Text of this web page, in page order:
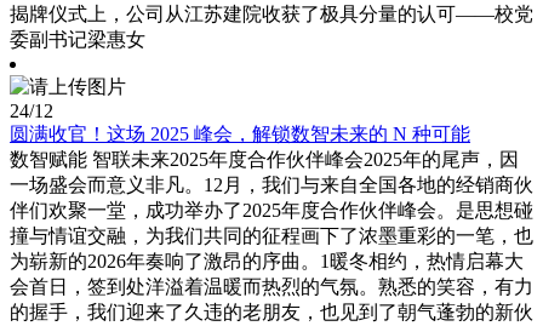
揭牌仪式上，公司从江苏建院收获了极具分量的认可——校党
委副书记梁惠女
24/12
圆满收官！这场 2025 峰会，解锁数智未来的 N 种可能
数智赋能 智联未来2025年度合作伙伴峰会2025年的尾声，因
一场盛会而意义非凡。12月，我们与来自全国各地的经销商伙
伴们欢聚一堂，成功举办了2025年度合作伙伴峰会。是思想碰
撞与情谊交融，为我们共同的征程画下了浓墨重彩的一笔，也
为崭新的2026年奏响了激昂的序曲。1暖冬相约，热情启幕大
会首日，签到处洋溢着温暖而热烈的气氛。熟悉的笑容，有力
的握手，我们迎来了久违的老朋友，也见到了朝气蓬勃的新伙